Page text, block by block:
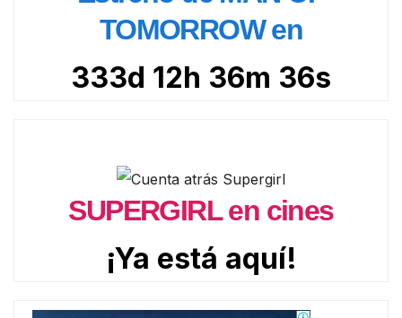
TOMORROW en
333d 12h 36m 35s
SUPERGIRL en cines
¡Ya está aquí!